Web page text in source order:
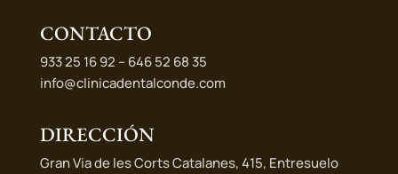
CONTACTO
933 25 16 92 – 646 52 68 35
info@clinicadentalconde.com
DIRECCIÓN
Gran Via de les Corts Catalanes, 415, Entresuelo